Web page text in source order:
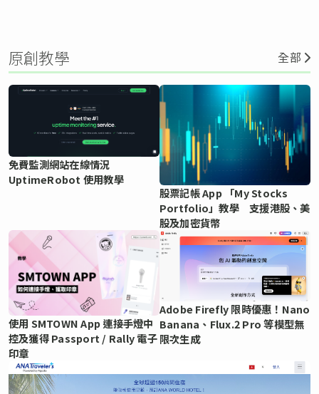
原創教學 全部
免費監測網站在線情況
UptimeRobot 使用教學
股票記帳 App 「My Stocks
Portfolio」教學 支援港股、美
股及加密貨幣
使用 SMTOWN App 連接手燈中
控及獲得 Passport / Rally 電子
印章
Adobe Firefly 限時優惠！Nano
Banana、Flux.2 Pro 等模型無
限次生成